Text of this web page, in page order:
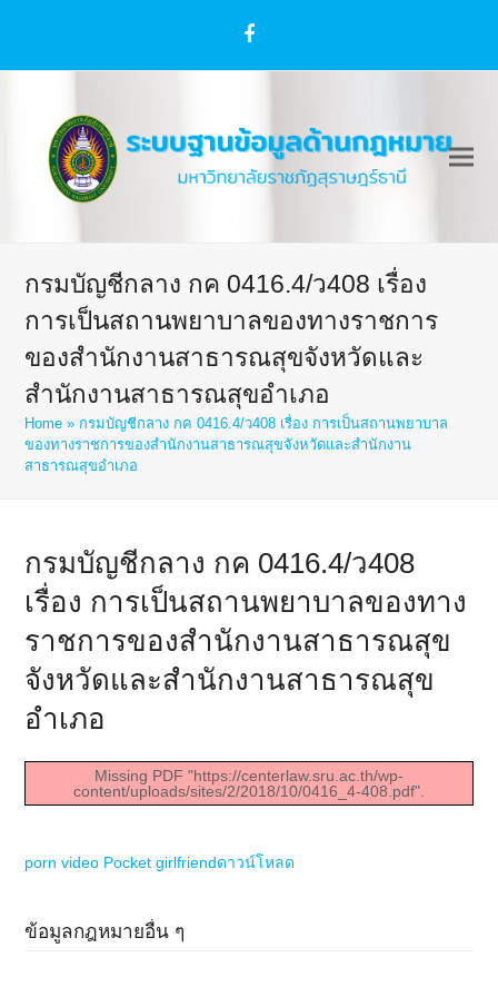
Facebook
กรมบัญชีกลาง กค 0416.4/ว408 เรื่อง
การเป็นสถานพยาบาลของทางราชการ
ของสำนักงานสาธารณสุขจังหวัดและ
สำนักงานสาธารณสุขอำเภอ
Home » กรมบัญชีกลาง กค 0416.4/ว408 เรื่อง การเป็นสถานพยาบาล
ของทางราชการของสำนักงานสาธารณสุขจังหวัดและสำนักงาน
สาธารณสุขอำเภอ
กรมบัญชีกลาง กค 0416.4/ว408
เรื่อง การเป็นสถานพยาบาลของทาง
ราชการของสำนักงานสาธารณสุข
จังหวัดและสำนักงานสาธารณสุข
อำเภอ
Missing PDF "https://centerlaw.sru.ac.th/wp-
content/uploads/sites/2/2018/10/0416_4-408.pdf".
porn video Pocket girlfriendดาวน์โหลด
ข้อมูลกฎหมายอื่น ๆ